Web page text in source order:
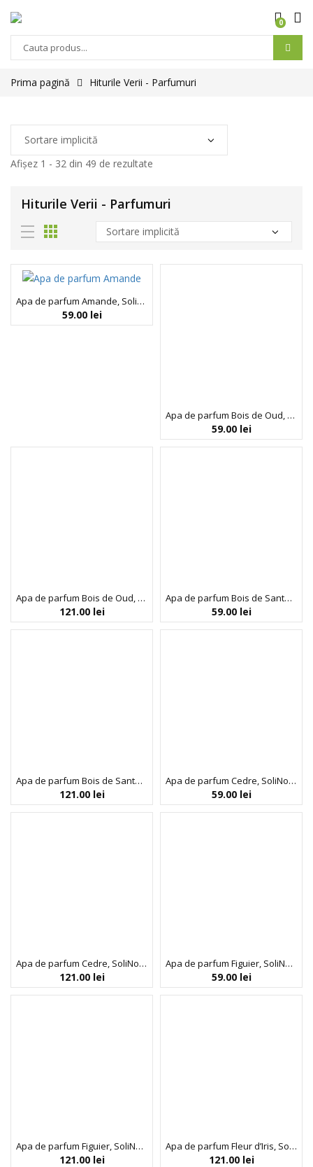
0
Prima pagină Hiturile Verii - Parfumuri
Afișez 1 - 32 din 49 de rezultate
Hiturile Verii - Parfumuri
Apa de parfum Amande, SoliNotes, 15 ml
59.00 lei
Apa de parfum Bois de Oud, SoliNotes, 15 ml
59.00 lei
Apa de parfum Bois de Oud, SoliNotes, 50 ml
121.00 lei
Apa de parfum Bois de Santal, SoliNotes, 15 ml
59.00 lei
Apa de parfum Bois de Santal, SoliNotes, 50 ml
121.00 lei
Apa de parfum Cedre, SoliNotes, 15 ml
59.00 lei
Apa de parfum Cedre, SoliNotes, 50 ml
121.00 lei
Apa de parfum Figuier, SoliNotes, 15 ml
59.00 lei
Apa de parfum Figuier, SoliNotes, 50 ml
121.00 lei
Apa de parfum Fleur d’Iris, SoliNotes, 50 ml
121.00 lei